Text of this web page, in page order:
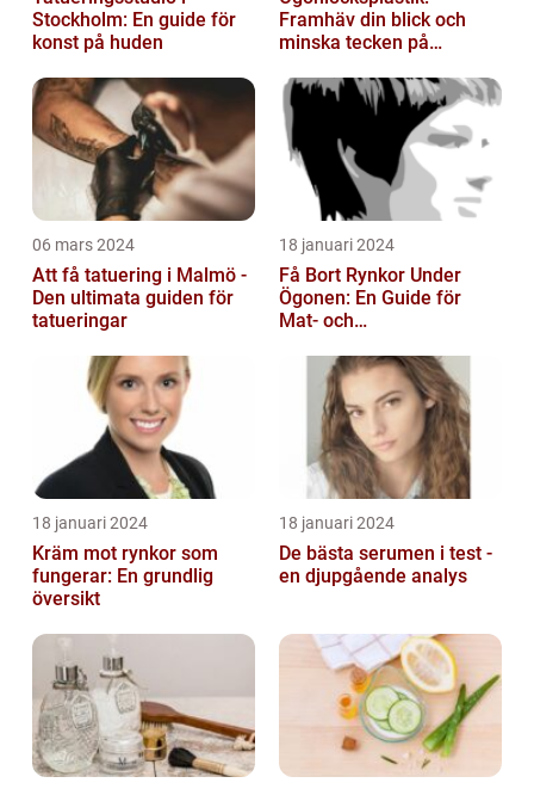
Stockholm: En guide för
konst på huden
Framhäv din blick och
minska tecken på
06 mars 2024
Att få tatuering i Malmö -
Den ultimata guiden för
tatueringar
18 januari 2024
Få Bort Rynkor Under
Ögonen: En Guide för
Mat- och
18 januari 2024
Kräm mot rynkor som
fungerar: En grundlig
översikt
18 januari 2024
De bästa serumen i test -
en djupgående analys